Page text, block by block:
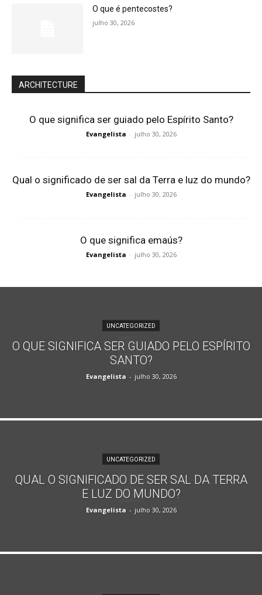
O que é pentecostes?
julho 30, 2026
ARCHITECTURE
O que significa ser guiado pelo Espírito Santo?
Evangelista - julho 30, 2026
Qual o significado de ser sal da Terra e luz do mundo?
Evangelista - julho 30, 2026
O que significa emaús?
Evangelista - julho 30, 2026
UNCATEGORIZED
O QUE SIGNIFICA SER GUIADO PELO ESPÍRITO
SANTO?
Evangelista - julho 30, 2026
UNCATEGORIZED
QUAL O SIGNIFICADO DE SER SAL DA TERRA
E LUZ DO MUNDO?
Evangelista - julho 30, 2026